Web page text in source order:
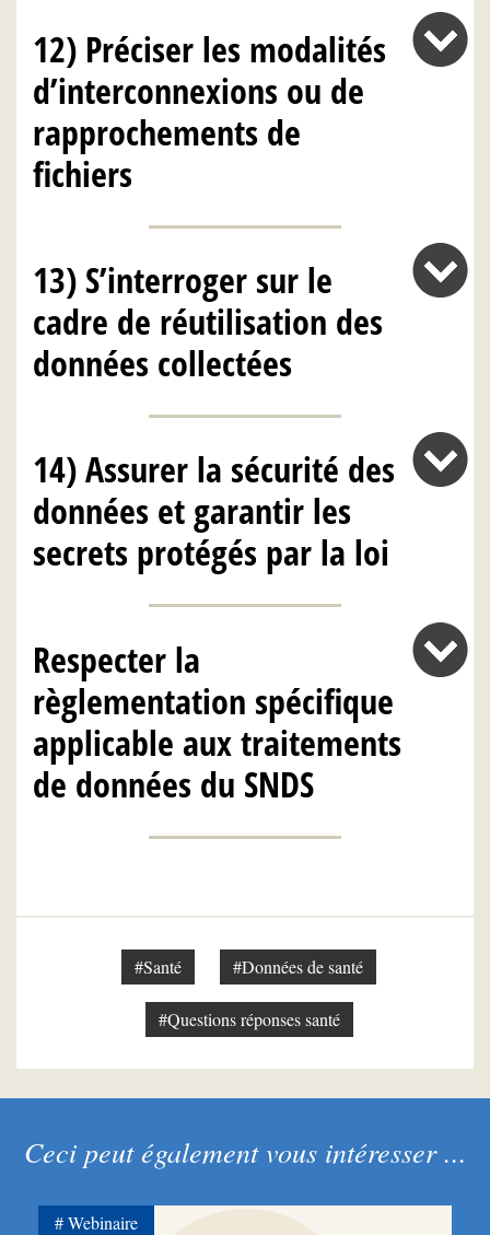
12) Préciser les modalités
d’interconnexions ou de
rapprochements de
fichiers
13) S’interroger sur le
cadre de réutilisation des
données collectées
14) Assurer la sécurité des
données et garantir les
secrets protégés par la loi
Respecter la
règlementation spécifique
applicable aux traitements
de données du SNDS
#Santé #Données de santé
#Questions réponses santé
Ceci peut également vous intéresser ...
Webinaire